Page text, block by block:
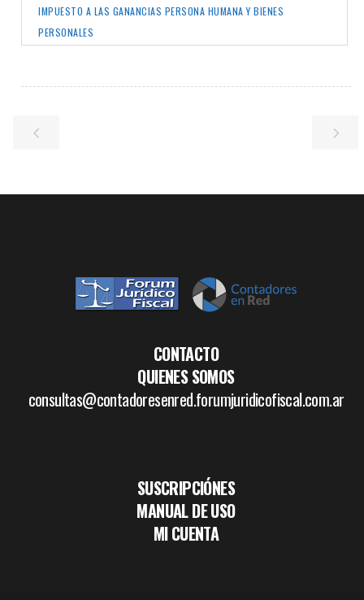
IMPUESTO A LAS GANANCIAS PERSONA HUMANA Y BIENES
PERSONALES
CONTACTO
QUIENES SOMOS
consultas@contadoresenred.forumjuridicofiscal.com.ar
SUSCRIPCIÓNES
MANUAL DE USO
MI CUENTA